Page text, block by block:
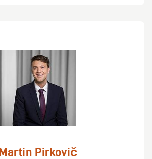
Martin Pirkovič